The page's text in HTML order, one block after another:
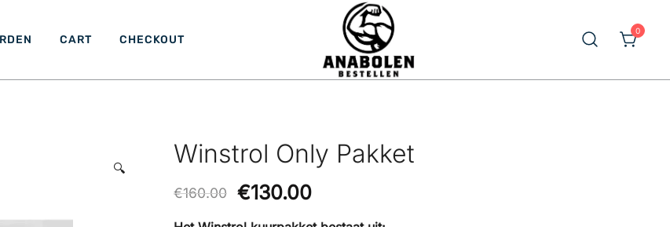
CART CHECKOUT
0
🔍 Winstrol Only Pakket
€160.00 €130.00